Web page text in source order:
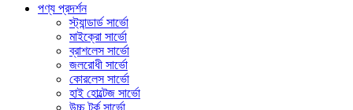
পণ্য প্রদর্শন
স্ট্যান্ডার্ড সার্ভো
মাইক্রো সার্ভো
ব্রাশলেস সার্ভো
জলরোধী সার্ভো
কোরলেস সার্ভো
হাই হোল্টেজ সার্ভো
উচ্চ টর্ক সার্ভো